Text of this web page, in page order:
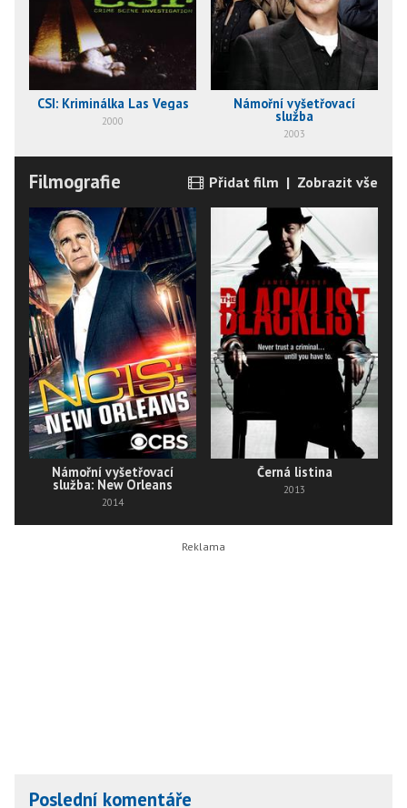
CSI: Kriminálka Las Vegas
2000
Námořní vyšetřovací
služba
2003
Filmografie Přidat film | Zobrazit vše
Námořní vyšetřovací
služba: New Orleans
2014
Černá listina
2013
Poslední komentáře